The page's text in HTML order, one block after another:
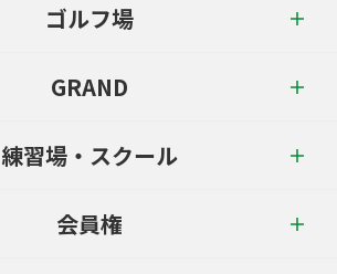
ゴルフ場
GRAND
練習場・スクール
会員権